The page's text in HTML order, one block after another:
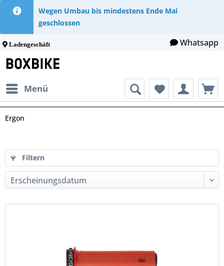
Wegen Umbau bis mindestens Ende Mai
geschlossen
Ladengeschäft Whatsapp
Menü
Ergon
Filtern